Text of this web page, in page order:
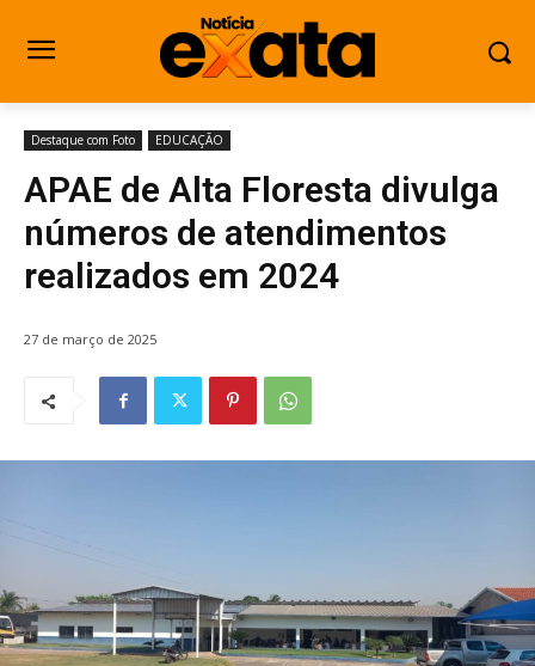
Destaque com Foto EDUCAÇÃO
APAE de Alta Floresta divulga
números de atendimentos
realizados em 2024
27 de março de 2025